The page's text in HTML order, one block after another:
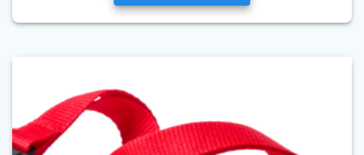
are
mai
alese
în